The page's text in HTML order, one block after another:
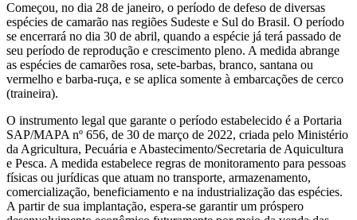
Começou, no dia 28 de janeiro, o período de defeso de diversas
espécies de camarão nas regiões Sudeste e Sul do Brasil. O período
se encerrará no dia 30 de abril, quando a espécie já terá passado de
seu período de reprodução e crescimento pleno. A medida abrange
as espécies de camarões rosa, sete-barbas, branco, santana ou
vermelho e barba-ruça, e se aplica somente à embarcações de cerco
(traineira).
O instrumento legal que garante o período estabelecido é a Portaria
SAP/MAPA nº 656, de 30 de março de 2022, criada pelo Ministério
da Agricultura, Pecuária e Abastecimento/Secretaria de Aquicultura
e Pesca. A medida estabelece regras de monitoramento para pessoas
físicas ou jurídicas que atuam no transporte, armazenamento,
comercialização, beneficiamento e na industrialização das espécies.
A partir de sua implantação, espera-se garantir um próspero